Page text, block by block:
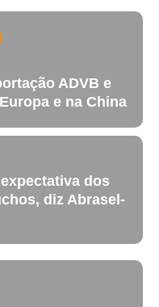
ADVB e
e na China
dos
diz Abrasel-